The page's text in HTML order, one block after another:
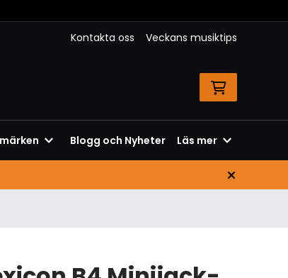
Kontakta oss Veckans musiktips
Blogg och Nyheter Läs mer